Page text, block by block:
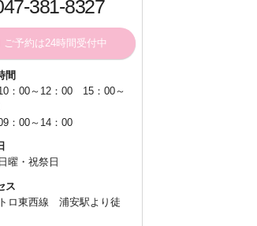
年2月13日
開できてないページもあ
ので、 わかりにくい場合
数ですがお電話くださ
381-8327
ご予約は24時間受付中
間
：00～12：00 15：00～
：00～14：00
曜・祝祭日
ス
ロ東西線 浦安駅より徒